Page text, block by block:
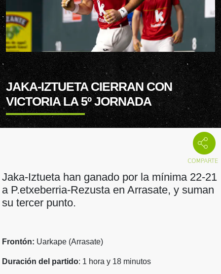
JAKA-IZTUETA CIERRAN CON
VICTORIA LA 5º JORNADA
Jaka-Iztueta han ganado por la mínima 22-21
a P.etxeberria-Rezusta en Arrasate, y suman
su tercer punto.
Frontón: Uarkape (Arrasate)
Duración del partido: 1 hora y 18 minutos